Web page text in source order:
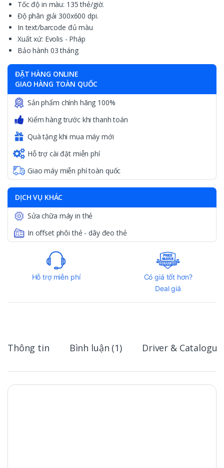
Tốc độ in màu: 135 thẻ/giờ.
Độ phân giải 300x600 dpi.
In text/barcode đủ màu
Xuất xứ: Evolis - Pháp
Bảo hành 03 tháng
ĐẶT HÀNG ONLINE
GIAO HÀNG TOÀN QUỐC
Sản phẩm chính hãng 100%
Kiểm hàng trước khi thanh toán
Quà tặng khi mua máy mới
Hỗ trợ cài đặt miễn phí
Giao máy miễn phí toàn quốc
DỊCH VỤ KHÁC
Sửa chữa máy in thẻ
In offset phôi thẻ - dây đeo thẻ
Hỗ trợ miễn phí
Có giá tốt hơn?
Deal giá
Thông tin Bình luận (1) Driver & Catalogue